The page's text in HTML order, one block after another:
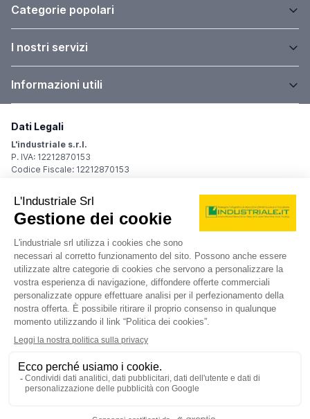
Categorie popolari
I nostri servizi
Informazioni utili
Dati Legali
L'industriale s.r.l.
P. IVA: 12212870153
Codice Fiscale: 12212870153
Sede Legale
Via Carlo Dolci, 32
20148 Milano (MI)
Italy
Registro Imprese
Iscrizione R.I.: 12212870153
REA: MI-1539011
Capitale sociale: Euro 10.400,00 i.v.
Contatti
info@industriale.it
PEC:industriale@pec.industriale.it
02 8969 3116